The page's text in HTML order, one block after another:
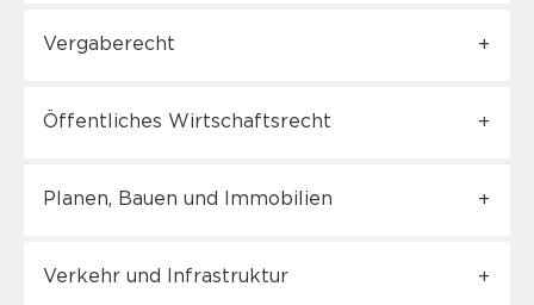
Vergaberecht
Öffentliches Wirtschaftsrecht
Planen, Bauen und Immobilien
Verkehr und Infrastruktur